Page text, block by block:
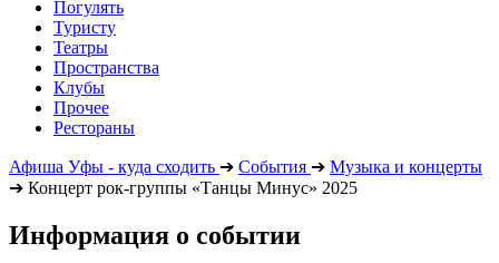
Погулять
Туристу
Театры
Пространства
Клубы
Прочее
Рестораны
Афиша Уфы - куда сходить ➔ События ➔ Музыка и концерты
➔ Концерт рок-группы «Танцы Минус» 2025
Информация о событии